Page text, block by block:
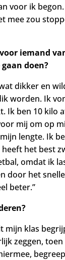
voor ik
mee zou
iemand
doen?
dikker en
worden. Ik
Ik ben 10 kilo
mij om op
mijn lengte. Ik
het best
omdat ik
door het
beter.”
mijn klas
zeggen,